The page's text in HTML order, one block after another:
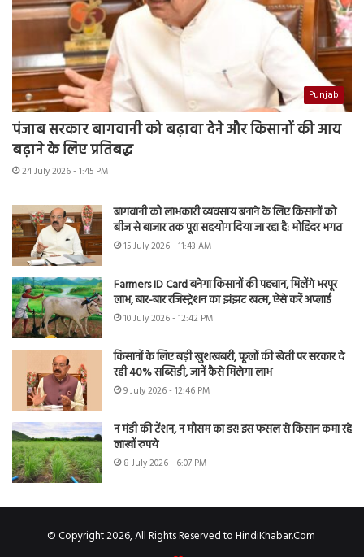
Punjab
पंजाब सरकार बागवानी को बढ़ावा देने और किसानों की आय
बढ़ाने के लिए प्रतिबद्ध
24 July 2026 - 1:45 PM
बागवानी को लाभकारी व्यवसाय बनाने के लिए किसानों को
बीज से बाजार तक पूरा सहयोग दिया जा रहा है: मोहिंदर भगत
15 July 2026 - 11:43 AM
Farmers ID Card बनेगा किसानों की पहचान, मिलेंगे भरपूर
लाभ, बार-बार रजिस्ट्रेशन का झंझट खत्म, ऐसे करें अप्लाई
10 July 2026 - 12:42 PM
किसानों के लिए बड़ी खुशखबरी, फूलों की खेती पर सरकार दे
रही 40% सब्सिडी, जानें कैसे मिलेगा लाभ
9 July 2026 - 12:46 PM
न मंडी की टेंशन, न मौसम का डर! इस फसल से किसान कमा रहे
लाखों रुपये
8 July 2026 - 6:07 PM
© Copyright 2026, All Rights Reserved to HindiKhabar.Com